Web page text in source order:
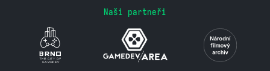
Naši partneři